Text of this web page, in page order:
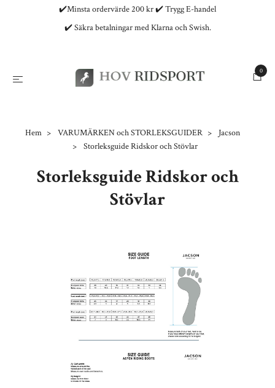
✔️Minsta ordervärde 200 kr ✔️ Trygg E-handel
✔️ Säkra betalningar med Klarna och Swish.
0
Hem VARUMÄRKEN och STORLEKSGUIDER
Jacson
Storleksguide Ridskor och Stövlar
Storleksguide Ridskor och
Stövlar